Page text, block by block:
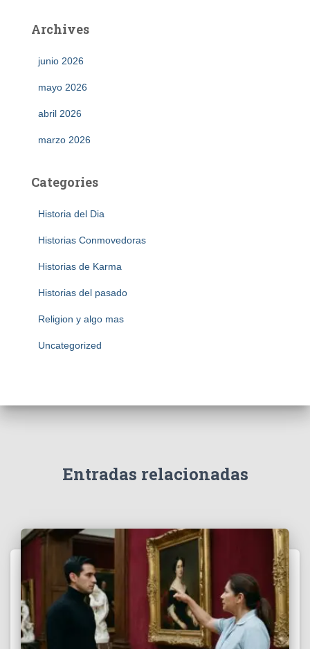
Archives
junio 2026
mayo 2026
abril 2026
marzo 2026
Categories
Historia del Dia
Historias Conmovedoras
Historias de Karma
Historias del pasado
Religion y algo mas
Uncategorized
Entradas relacionadas